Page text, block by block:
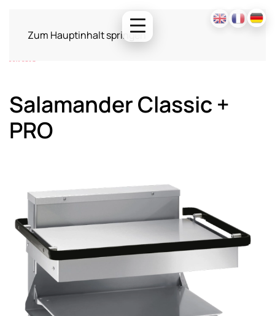
Zum Hauptinhalt springen
Salamander Classic +
PRO